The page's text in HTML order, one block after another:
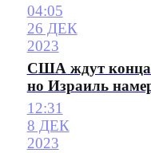
04:05
26 ДЕК
2023
США ждут конца
но Израиль
12:31
8 ДЕК
2023